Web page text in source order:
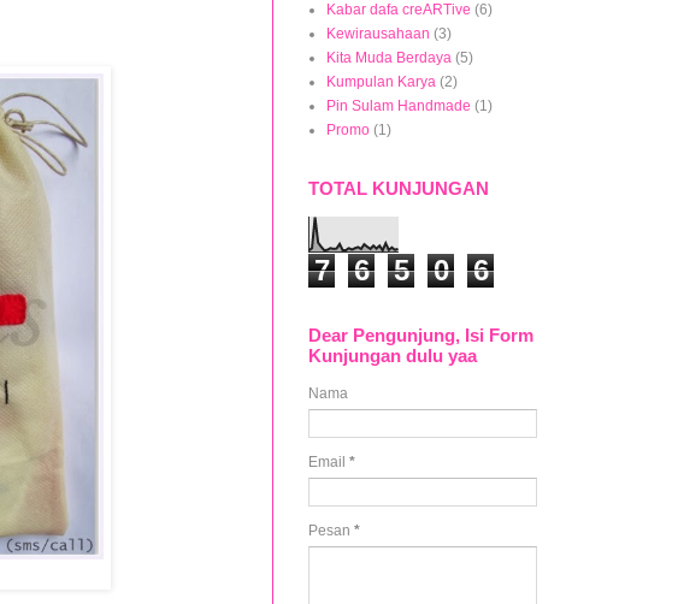
Kabar dafa creARTive (6)
Kewirausahaan (3)
Kita Muda Berdaya (5)
Kumpulan Karya (2)
Pin Sulam Handmade (1)
Promo (1)
TOTAL KUNJUNGAN
7 6 5 0 6
Dear Pengunjung, Isi Form
Kunjungan dulu yaa
Nama
Email *
Pesan *